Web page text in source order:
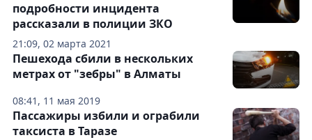
21:09, 02 марта 2021
подробности инцидента
рассказали в полиции ЗКО
08:41, 11 мая 2019
Пешехода сбили в нескольких
метрах от "зебры" в Алматы
Пассажиры избили и ограбили
таксиста в Таразе